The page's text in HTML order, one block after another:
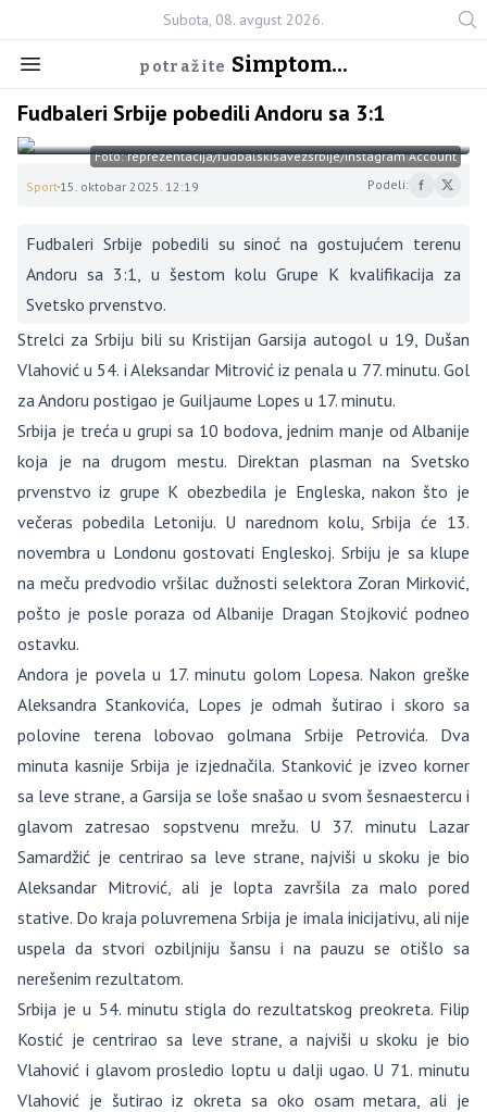
Subota, 08. avgust 2026.
potražite Simptom...
Fudbaleri Srbije pobedili Andoru sa 3:1
Foto: reprezentacija/fudbalskisavezsrbije/Instagram Account
Sport 15. oktobar 2025. 12:19 Podeli:
Fudbaleri Srbije pobedili su sinoć na gostujućem terenu
Andoru sa 3:1, u šestom kolu Grupe K kvalifikacija za
Svetsko prvenstvo.
Strelci za Srbiju bili su Kristijan Garsija autogol u 19, Dušan
Vlahović u 54. i Aleksandar Mitrović iz penala u 77. minutu. Gol
za Andoru postigao je Guiljaume Lopes u 17. minutu.
Srbija je treća u grupi sa 10 bodova, jednim manje od Albanije
koja je na drugom mestu. Direktan plasman na Svetsko
prvenstvo iz grupe K obezbedila je Engleska, nakon što je
večeras pobedila Letoniju. U narednom kolu, Srbija će 13.
novembra u Londonu gostovati Engleskoj. Srbiju je sa klupe
na meču predvodio vršilac dužnosti selektora Zoran Mirković,
pošto je posle poraza od Albanije Dragan Stojković podneo
ostavku.
Andora je povela u 17. minutu golom Lopesa. Nakon greške
Aleksandra Stankovića, Lopes je odmah šutirao i skoro sa
polovine terena lobovao golmana Srbije Petrovića. Dva
minuta kasnije Srbija je izjednačila. Stanković je izveo korner
sa leve strane, a Garsija se loše snašao u svom šesnaestercu i
glavom zatresao sopstvenu mrežu. U 37. minutu Lazar
Samardžić je centrirao sa leve strane, najviši u skoku je bio
Aleksandar Mitrović, ali je lopta završila za malo pored
stative. Do kraja poluvremena Srbija je imala inicijativu, ali nije
uspela da stvori ozbiljniju šansu i na pauzu se otišlo sa
nerešenim rezultatom.
Srbija je u 54. minutu stigla do rezultatskog preokreta. Filip
Kostić je centrirao sa leve strane, a najviši u skoku je bio
Vlahović i glavom prosledio loptu u dalji ugao. U 71. minutu
Vlahović je šutirao iz okreta sa oko osam metara, ali je